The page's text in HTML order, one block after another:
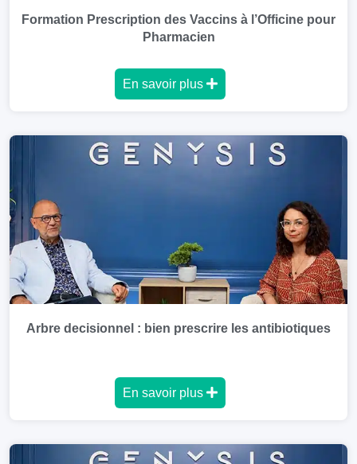
Formation Prescription des Vaccins à l’Officine pour
Pharmacien
En savoir plus
Arbre decisionnel : bien prescrire les antibiotiques
En savoir plus